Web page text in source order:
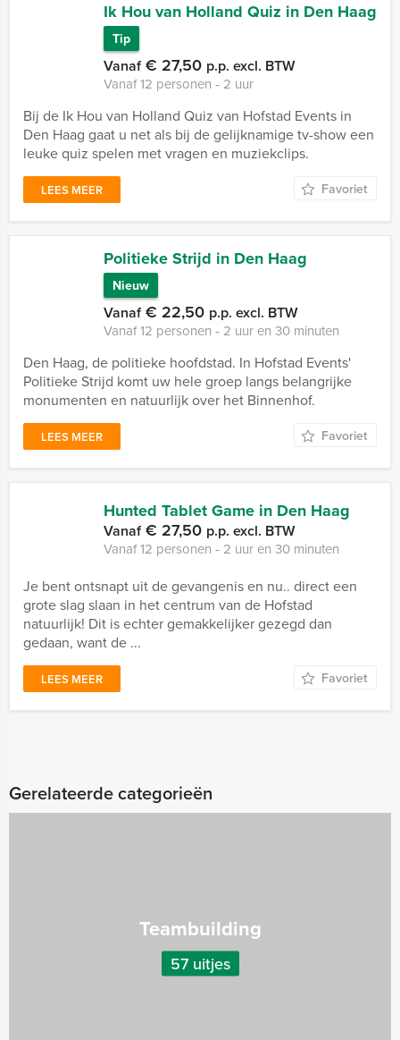
Ik Hou van Holland Quiz in Den Haag
Tip
Vanaf€ 27,50 p.p. excl. BTW
Vanaf 12 personen ‐ 2 uur
Bij de Ik Hou van Holland Quiz van Hofstad Events in
Den Haag gaat u net als bij de gelijknamige tv-show een
leuke quiz spelen met vragen en muziekclips.
LEES MEER Favoriet
Politieke Strijd in Den Haag
Nieuw
Vanaf€ 22,50 p.p. excl. BTW
Vanaf 12 personen ‐ 2 uur en 30 minuten
Den Haag, de politieke hoofdstad. In Hofstad Events'
Politieke Strijd komt uw hele groep langs belangrijke
monumenten en natuurlijk over het Binnenhof.
LEES MEER Favoriet
Hunted Tablet Game in Den Haag
Vanaf€ 27,50 p.p. excl. BTW
Vanaf 12 personen ‐ 2 uur en 30 minuten
Je bent ontsnapt uit de gevangenis en nu.. direct een
grote slag slaan in het centrum van de Hofstad
natuurlijk! Dit is echter gemakkelijker gezegd dan
gedaan, want de ...
LEES MEER Favoriet
Gerelateerde categorieën
Teambuilding
57 uitjes